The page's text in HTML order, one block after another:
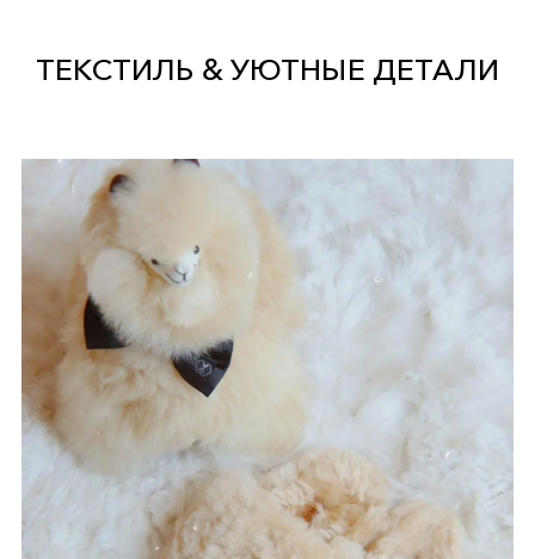
ТЕКСТИЛЬ & УЮТНЫЕ ДЕТАЛИ